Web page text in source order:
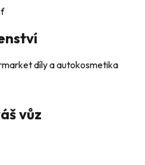
díly a autokosmetika
vůz